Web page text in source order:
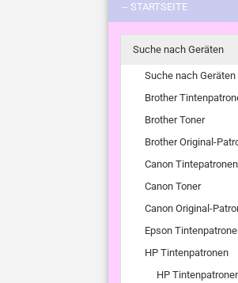
-- STARTSEITE
Suche nach Geräten
Suche nach
Brother
Brother Toner
Brother Original-
Canon Tintepatronen
Canon Toner
Canon Original-
Epson
HP Tintenpatronen
HP